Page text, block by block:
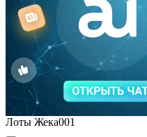
Лоты Жека001